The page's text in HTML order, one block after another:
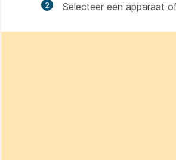
2 Selecteer een apparaat